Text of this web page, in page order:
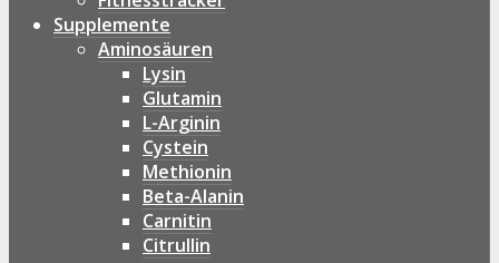
Supplemente
Aminosäuren
Lysin
Glutamin
L-Arginin
Cystein
Methionin
Beta-Alanin
Carnitin
Citrullin